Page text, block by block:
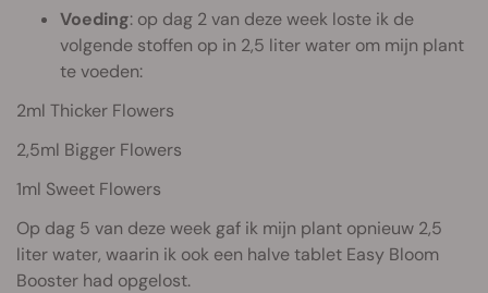
Voeding: op dag 2 van deze week loste ik de
volgende stoffen op in 2,5 liter water om mijn plant
te voeden:
2ml Thicker Flowers
2,5ml Bigger Flowers
1ml Sweet Flowers
Op dag 5 van deze week gaf ik mijn plant opnieuw 2,5
liter water, waarin ik ook een halve tablet Easy Bloom
Booster had opgelost.